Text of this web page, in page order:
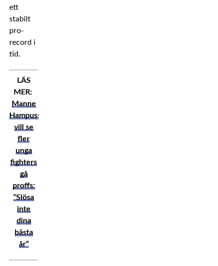
ett
stabilt
pro-
record i
tid.
LÄS
MER:
Manne
Hampusson
vill se
fler
unga
fighters
gå
proffs:
”Slösa
inte
dina
bästa
år”